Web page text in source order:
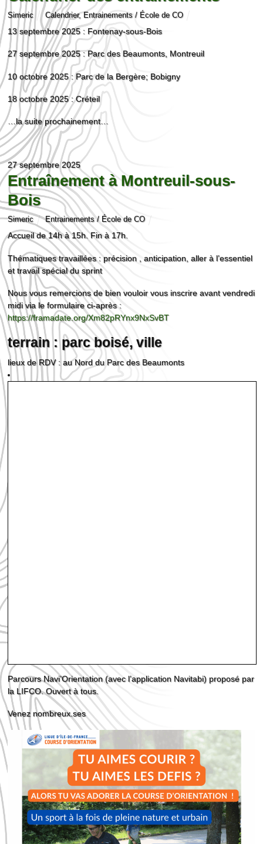
Simeric Calendrier,Entrainements / École de CO
13 septembre 2025 : Fontenay-sous-Bois
27 septembre 2025 : Parc des Beaumonts, Montreuil
10 octobre 2025 : Parc de la Bergère; Bobigny
18 octobre 2025 : Créteil
…la suite prochainement…
27 septembre 2025
Entraînement à Montreuil-sous-
Bois
Simeric Entrainements / École de CO
Accueil de 14h à 15h. Fin à 17h.
Thématiques travaillées : précision , anticipation, aller à l’essentiel
et travail spécial du sprint
Nous vous remercions de bien vouloir vous inscrire avant vendredi
midi via le formulaire ci-après :
https://framadate.org/Xm82pRYnx9NxSvBT
terrain : parc boisé, ville
lieux de RDV : au Nord du Parc des Beaumonts
Parcours Navi’Orientation (avec l’application Navitabi) proposé par
la LIFCO. Ouvert à tous.
Venez nombreux.ses